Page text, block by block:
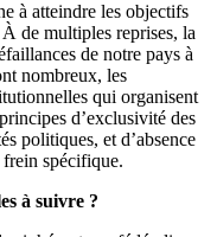
à atteindre les objectifs
de multiples reprises, la
de notre pays à
nombreux, les
qui organisent
d’exclusivité des
politiques, et d’absence
spécifique.
à suivre ?